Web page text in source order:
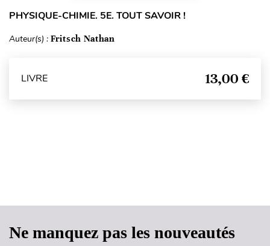
PHYSIQUE-CHIMIE. 5E. TOUT SAVOIR !
Auteur(s) : Fritsch Nathan
LIVRE 13,00 €
Ne manquez pas les nouveautés